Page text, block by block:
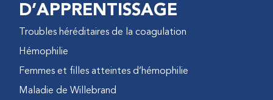
D’APPRENTISSAGE
Troubles héréditaires de la coagulation
Hémophilie
Femmes et filles atteintes d’hémophilie
Maladie de Willebrand